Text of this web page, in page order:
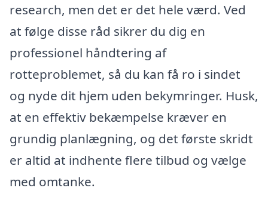
research, men det er det hele værd. Ved
at følge disse råd sikrer du dig en
professionel håndtering af
rotteproblemet, så du kan få ro i sindet
og nyde dit hjem uden bekymringer. Husk,
at en effektiv bekæmpelse kræver en
grundig planlægning, og det første skridt
er altid at indhente flere tilbud og vælge
med omtanke.